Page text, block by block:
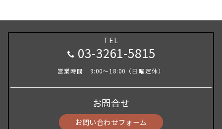
TEL
03-3261-5815
営業時間 9:00～18:00（日曜定休）
お問合せ
お問い合わせフォーム